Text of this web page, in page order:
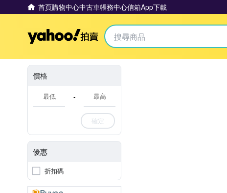
首頁購物中心中古車帳務中心信箱App下載
Yahoo拍賣
價格
-
確定
優惠
折扣碼